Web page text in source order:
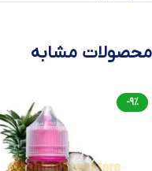
محصولات مشابه
-9%